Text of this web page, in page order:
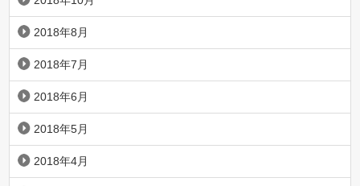
2018年8月
2018年7月
2018年6月
2018年5月
2018年4月